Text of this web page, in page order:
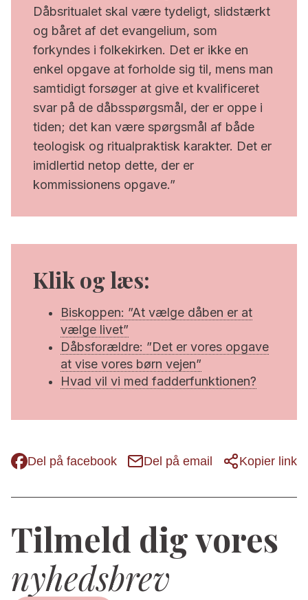
Dåbsritualet skal være tydeligt, slidstærkt
og båret af det evangelium, som
forkyndes i folkekirken. Det er ikke en
enkel opgave at forholde sig til, mens man
samtidigt forsøger at give et kvalificeret
svar på de dåbsspørgsmål, der er oppe i
tiden; det kan være spørgsmål af både
teologisk og ritualpraktisk karakter. Det er
imidlertid netop dette, der er
kommissionens opgave.”
Klik og læs:
Biskoppen: ”At vælge dåben er at
vælge livet”
Dåbsforældre: ”Det er vores opgave
at vise vores børn vejen”
Hvad vil vi med fadderfunktionen?
Del på facebook Del på email Kopier link
Tilmeld dig vores
nyhedsbrev